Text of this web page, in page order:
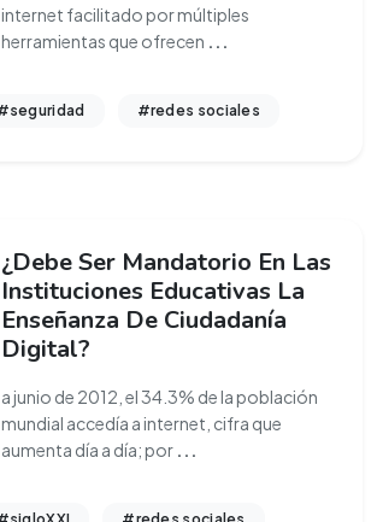
internet facilitado por múltiples
herramientas que ofrecen ...
#redes sociales
¿Debe Ser Mandatorio En Las
Instituciones Educativas La
Enseñanza De Ciudadanía
Digital?
a junio de 2012, el 34.3% de la población
mundial accedía a internet, cifra que
aumenta día a día; por ...